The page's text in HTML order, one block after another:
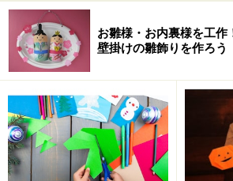
大きさはお好みですが、今回はひと
9～13センチほどで作ってみました。
鯉のぼりモビールは縫う箇
子供の手縫いの練習にも
お雛様・お内裏様を工作
壁掛けの雛飾りを作ろう